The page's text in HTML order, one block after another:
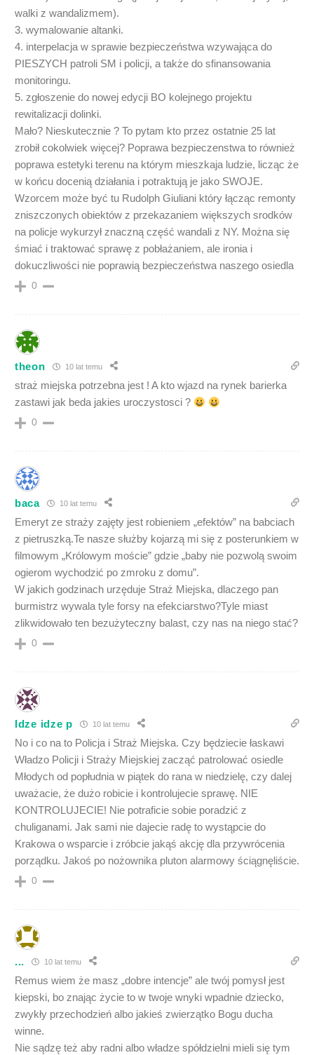
walki z wandalizmem).
3. wymalowanie altanki.
4. interpelacja w sprawie bezpieczeństwa wzywająca do
PIESZYCH patroli SM i policji, a także do sfinansowania
monitoringu.
5. zgłoszenie do nowej edycji BO kolejnego projektu
rewitalizacji dolinki.
Mało? Nieskutecznie ? To pytam kto przez ostatnie 25 lat
zrobił cokolwiek więcej? Poprawa bezpieczenstwa to również
poprawa estetyki terenu na którym mieszkaja ludzie, licząc że
w końcu docenią działania i potraktują je jako SWOJE.
Wzorcem może być tu Rudolph Giuliani który łącząc remonty
zniszczonych obiektów z przekazaniem większych srodków
na policje wykurzył znaczną część wandali z NY. Można się
śmiać i traktować sprawę z pobłażaniem, ale ironia i
dokuczliwości nie poprawią bezpieczeństwa naszego osiedla
0
theon 10 lat temu
straż miejska potrzebna jest ! A kto wjazd na rynek barierka
zastawi jak beda jakies uroczystosci ?
0
baca 10 lat temu
Emeryt ze straży zajęty jest robieniem „efektów” na babciach
z pietruszką.Te nasze służby kojarzą mi się z posterunkiem w
filmowym „Królowym moście” gdzie „baby nie pozwolą swoim
ogierom wychodzić po zmroku z domu”.
W jakich godzinach urzęduje Straż Miejska, dlaczego pan
burmistrz wywala tyle forsy na efekciarstwo?Tyle miast
zlikwidowało ten bezużyteczny balast, czy nas na niego stać?
0
Idze idze p 10 lat temu
No i co na to Policja i Straż Miejska. Czy będziecie łaskawi
Władzo Policji i Straży Miejskiej zacząć patrolować osiedle
Młodych od popłudnia w piątek do rana w niedzielę, czy dalej
uważacie, że dużo robicie i kontrolujecie sprawę. NIE
KONTROLUJECIE! Nie potraficie sobie poradzić z
chuliganami. Jak sami nie dajecie radę to wystąpcie do
Krakowa o wsparcie i zróbcie jakąś akcję dla przywrócenia
porządku. Jakoś po nożownika pluton alarmowy ściągnęliście.
0
... 10 lat temu
Remus wiem że masz „dobre intencje” ale twój pomysł jest
kiepski, bo znając życie to w twoje wnyki wpadnie dziecko,
zwykły przechodzień albo jakieś zwierzątko Bogu ducha
winne.
Nie sądzę też aby radni albo władze spółdzielni mieli się tym